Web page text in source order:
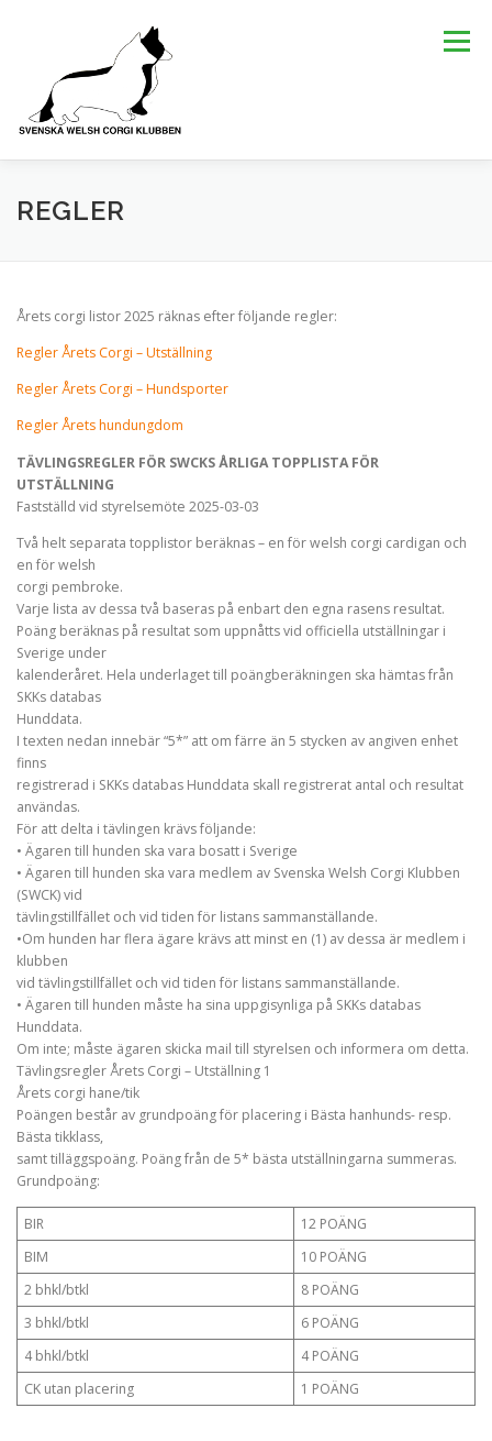
Meny
KLUBBEN
EUROCORGI 2026
REGLER
Årets corgi listor 2025 räknas efter följande regler:
Regler Årets Corgi – Utställning
Regler Årets Corgi – Hundsporter
Regler Årets hundungdom
TÄVLINGSREGLER FÖR SWCKS ÅRLIGA TOPPLISTA FÖR
UTSTÄLLNING
Fastställd vid styrelsemöte 2025-03-03
Två helt separata topplistor beräknas – en för welsh corgi cardigan och
en för welsh
corgi pembroke.
Varje lista av dessa två baseras på enbart den egna rasens resultat.
Poäng beräknas på resultat som uppnåtts vid officiella utställningar i
Sverige under
kalenderåret. Hela underlaget till poängberäkningen ska hämtas från
SKKs databas
Hunddata.
I texten nedan innebär “5*” att om färre än 5 stycken av angiven enhet
finns
registrerad i SKKs databas Hunddata skall registrerat antal och resultat
användas.
För att delta i tävlingen krävs följande:
• Ägaren till hunden ska vara bosatt i Sverige
• Ägaren till hunden ska vara medlem av Svenska Welsh Corgi Klubben
(SWCK) vid
tävlingstillfället och vid tiden för listans sammanställande.
•Om hunden har flera ägare krävs att minst en (1) av dessa är medlem i
klubben
vid tävlingstillfället och vid tiden för listans sammanställande.
• Ägaren till hunden måste ha sina uppgisynliga på SKKs databas
Hunddata.
Om inte; måste ägaren skicka mail till styrelsen och informera om detta.
Tävlingsregler Årets Corgi – Utställning 1
Årets corgi hane/tik
Poängen består av grundpoäng för placering i Bästa hanhunds- resp.
Bästa tikklass,
samt tilläggspoäng. Poäng från de 5* bästa utställningarna summeras.
Grundpoäng:
BIR
12 POÄNG
BIM
10 POÄNG
2 bhkl/btkl
8 POÄNG
3 bhkl/btkl
6 POÄNG
4 bhkl/btkl
4 POÄNG
CK utan placering
1 POÄNG